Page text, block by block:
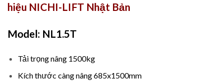
hiệu NICHI-LIFT Nhật Bản
Model: NL1.5T
Tải trọng nâng 1500kg
Kích thước càng nâng 685x1500mm